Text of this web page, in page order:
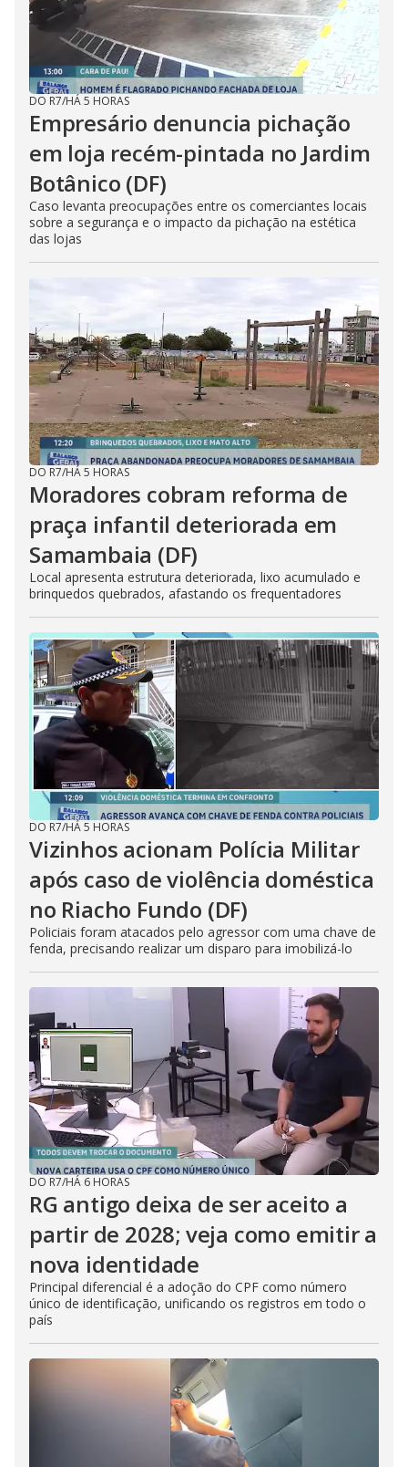
DO R7/HÁ 5 HORAS
Empresário denuncia pichação
em loja recém-pintada no Jardim
Botânico (DF)
Caso levanta preocupações entre os comerciantes locais
sobre a segurança e o impacto da pichação na estética
das lojas
DO R7/HÁ 5 HORAS
Moradores cobram reforma de
praça infantil deteriorada em
Samambaia (DF)
Local apresenta estrutura deteriorada, lixo acumulado e
brinquedos quebrados, afastando os frequentadores
DO R7/HÁ 5 HORAS
Vizinhos acionam Polícia Militar
após caso de violência doméstica
no Riacho Fundo (DF)
Policiais foram atacados pelo agressor com uma chave de
fenda, precisando realizar um disparo para imobilizá-lo
DO R7/HÁ 6 HORAS
RG antigo deixa de ser aceito a
partir de 2028; veja como emitir a
nova identidade
Principal diferencial é a adoção do CPF como número
único de identificação, unificando os registros em todo o
país